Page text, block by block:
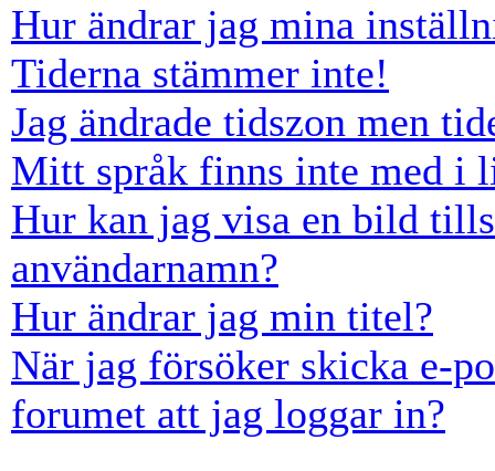
Hur ändrar jag mina
Tiderna stämmer inte!
Jag ändrade tidszon men
Mitt språk finns inte med i
Hur kan jag visa en bild
användarnamn?
Hur ändrar jag min titel?
När jag försöker skicka e-
forumet att jag loggar in?